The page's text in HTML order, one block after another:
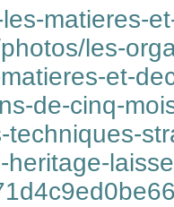
matieres-
les-
et-
de-cinq-
techniques-